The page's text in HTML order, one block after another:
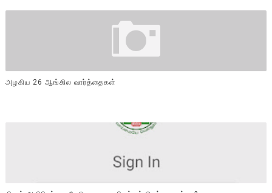
அழகிய 26 ஆங்கில வார்த்தைகள்